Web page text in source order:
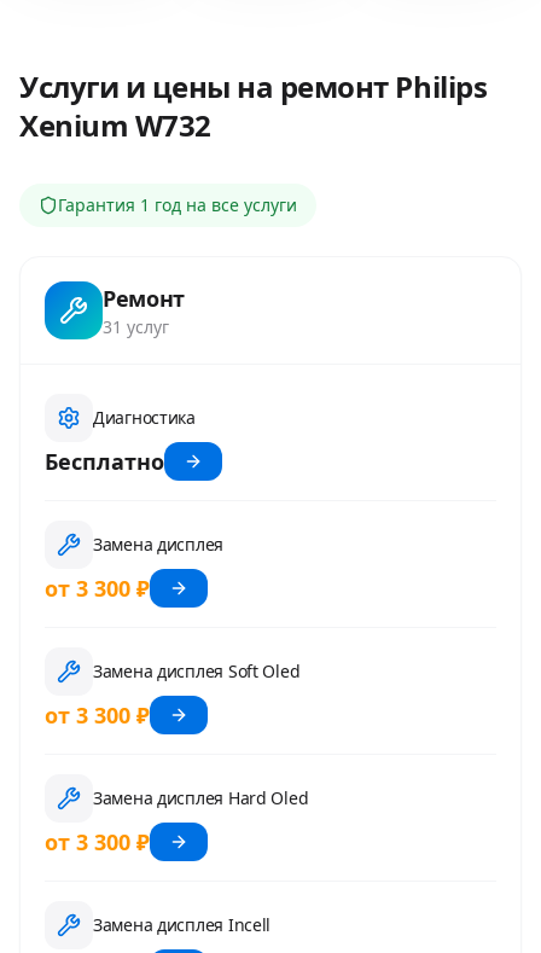
Услуги и цены на ремонт Philips
Xenium W732
Гарантия 1 год на все услуги
Ремонт
31 услуг
Диагностика
Бесплатно
Замена дисплея
от 3 300 ₽
Замена дисплея Soft Oled
от 3 300 ₽
Замена дисплея Hard Oled
от 3 300 ₽
Замена дисплея Incell